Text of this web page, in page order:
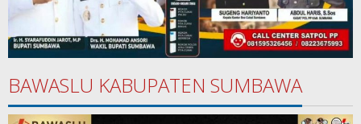
BAWASLU KABUPATEN SUMBAWA